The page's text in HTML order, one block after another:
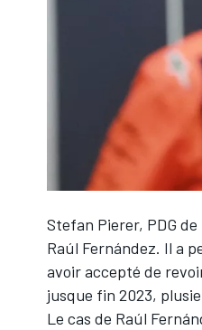
Stefan Pierer, PDG
Raúl Fernández. Il a
avoir accepté de
jusque fin 2023,
Le cas de Raúl